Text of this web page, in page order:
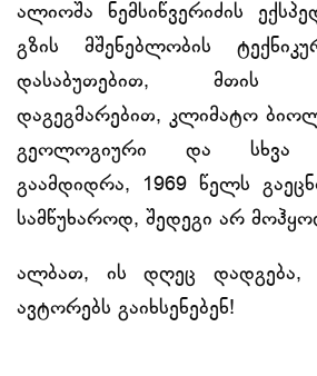
ალიოშა ნემსიწვერიძის
გზის მშენებლობის
დასაბუთებით, მთის
დაგეგმარებით, კლიმატო
გეოლოგიური და სხვა
გაამდიდრა, 1969 წელს
სამწუხაროდ, შედეგი არ
ალბათ, ის დღეც დადგება,
ავტორებს გაიხსენებენ!